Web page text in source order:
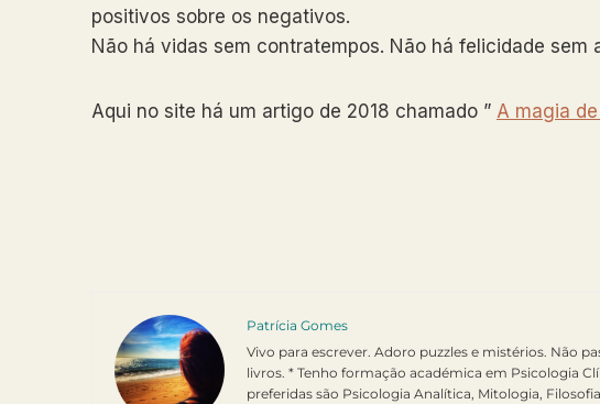
positivos sobre os negativos.
Não há vidas sem contratempos. Não há felicidade sem
Aqui no site há um artigo de 2018 chamado ” A magia
Patrícia Gomes
Vivo para escrever. Adoro puzzles e mistérios. Não
livros. * Tenho formação académica em Psicologia
preferidas são Psicologia Analítica, Mitologia,